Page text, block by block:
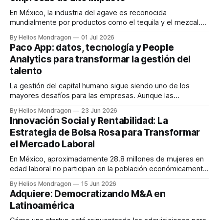
En México, la industria del agave es reconocida
mundialmente por productos como el tequila y el mezcal.
desafío ambiental de enormes dimensiones:
aproximadamente el 95% del agave termina convertido en
residuos como bagazo, pencas, fibras y vinazas. Con el
objetivo de
By Helios Mondragon 01 Jul 2026
Paco App: datos, tecnología y People
Analytics para transformar la gestión del
talento
La gestión del capital humano sigue siendo uno de los
mayores desafíos para las empresas. Aunque las
sobre sus colaboradores, muchas decisiones continúan
tomándose con base en percepciones, hojas de cálculo y
procesos manuales. Ante este panorama surge Paco App,
una startup mexicana que
By Helios Mondragon 23 Jun 2026
Innovación Social y Rentabilidad: La
Estrategia de Bolsa Rosa para Transformar
el Mercado Laboral
En México, aproximadamente 28.8 millones de mujeres en
edad laboral no participan en la población económicamente
desafío: hay escasez crítica de talento mientras existe un
vasto reservorio de profesionales calificadas sin acceso a
oportunidades. Sobre este punto, Ana Lucía Cepeda,
fundadora
By Helios Mondragon 15 Jun 2026
Adquiere: Democratizando M&A en
Latinoamérica